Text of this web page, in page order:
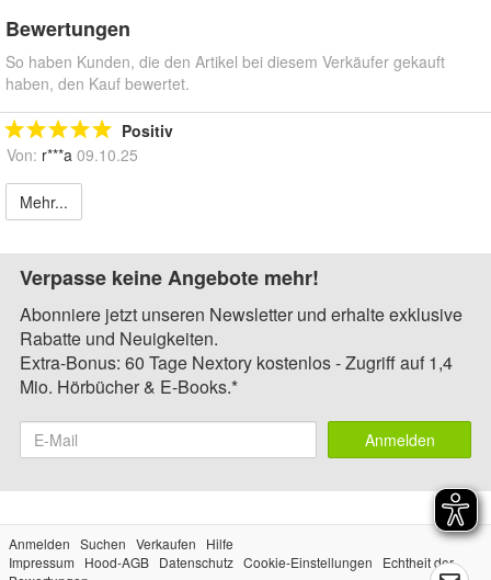
Bewertungen
So haben Kunden, die den Artikel bei diesem Verkäufer gekauft
haben, den Kauf bewertet.
Positiv
Von: r***a 09.10.25
Mehr...
Verpasse keine Angebote mehr!
Abonniere jetzt unseren Newsletter und erhalte exklusive
Rabatte und Neuigkeiten.
Extra-Bonus: 60 Tage Nextory kostenlos - Zugriff auf 1,4
Mio. Hörbücher & E-Books.*
Anmelden
Anmelden Suchen Verkaufen
Hilfe
Impressum
Hood-AGB Datenschutz Cookie-Einstellungen
Echtheit der